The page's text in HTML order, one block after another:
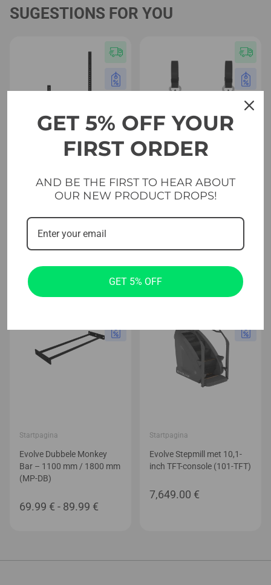
SUGESTIONS FOR YOU
Startpagina
Evolve Staanders Voor
Prijsklasse:
tot
Trainingsapparatuur voor
wedstrijden
39.99€-49.99€
39.99 €
49.99 €
Startpagina
Evolve Dubbele Monkey
Bar – 1100 mm / 1800 mm
(MP-DB)
69.99 € - 89.99 €
Startpagina
Evolve Stepmill met 10,1-
inch TFT-console (101-TFT)
7,649.00 €
GET 5% OFF YOUR
FIRST ORDER
AND BE THE FIRST TO HEAR ABOUT
OUR NEW PRODUCT DROPS!
GET 5% OFF